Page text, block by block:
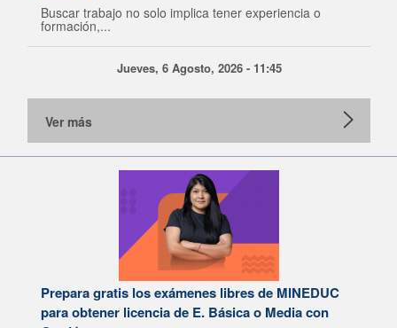
Buscar trabajo no solo implica tener experiencia o
formación,...
Jueves, 6 Agosto, 2026 - 11:45
Ver más
Prepara gratis los exámenes libres de MINEDUC
para obtener licencia de E. Básica o Media con